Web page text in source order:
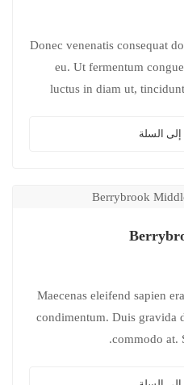
Donec venenatis consequat
eu. Ut fermentum
luctus in diam ut,
إلى السلة
Maecenas eleifend sapien
condimentum. Duis gravida
commodo at.